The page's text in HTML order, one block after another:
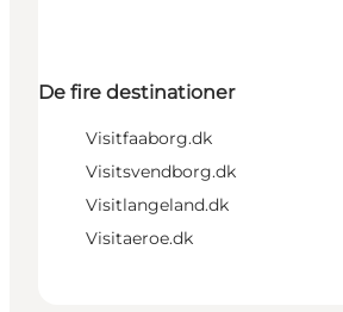
De fire destinationer
Visitfaaborg.dk
Visitsvendborg.dk
Visitlangeland.dk
Visitaeroe.dk